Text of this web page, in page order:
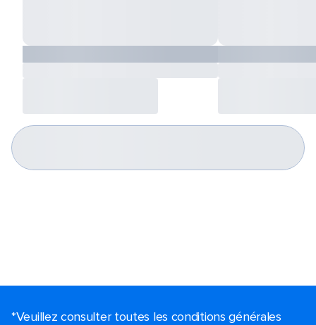
*Veuillez consulter toutes les conditions générales